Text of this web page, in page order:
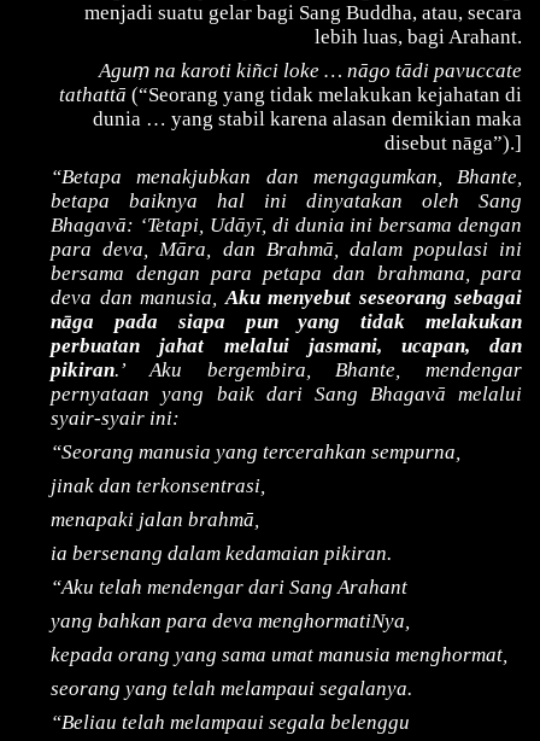
menjadi suatu gelar bagi Sang Buddha, atau, secara
lebih luas, bagi Arahant.
Aguṃ na karoti kiñci loke … nāgo tādi pavuccate
tathattā (“Seorang yang tidak melakukan kejahatan di
dunia … yang stabil karena alasan demikian maka
disebut nāga”).]
“Betapa menakjubkan dan mengagumkan, Bhante,
betapa baiknya hal ini dinyatakan oleh Sang
Bhagavā: ‘Tetapi, Udāyī, di dunia ini bersama dengan
para deva, Māra, dan Brahmā, dalam populasi ini
bersama dengan para petapa dan brahmana, para
deva dan manusia,Aku menyebut seseorang sebagai
nāga pada siapa pun yang tidak melakukan
perbuatan jahat melalui jasmani, ucapan, dan
pikiran.’ Aku bergembira, Bhante, mendengar
pernyataan yang baik dari Sang Bhagavā melalui
syair-syair ini:
“Seorang manusia yang tercerahkan sempurna,
jinak dan terkonsentrasi,
menapaki jalan brahmā,
ia bersenang dalam kedamaian pikiran.
“Aku telah mendengar dari Sang Arahant
yang bahkan para deva menghormatiNya,
kepada orang yang sama umat manusia menghormat,
seorang yang telah melampaui segalanya.
“Beliau telah melampaui segala belenggu